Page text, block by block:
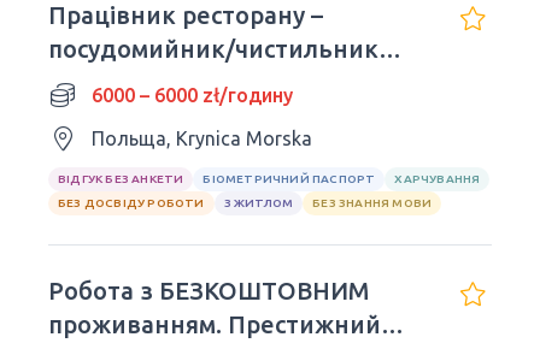
Працівник ресторану –
посудомийник/чистильник
посуду6000 – 6000 zł/годину
Польща, Krynica Morska
ВІДГУК БЕЗ АНКЕТИ БІОМЕТРИЧНИЙ ПАСПОРТ
ХАРЧУВАННЯ
БЕЗ ДОСВІДУ РОБОТИ
З ЖИТЛОМ БЕЗ ЗНАННЯ МОВИ
Робота з БЕЗКОШТОВНИМ
проживанням. Престижний